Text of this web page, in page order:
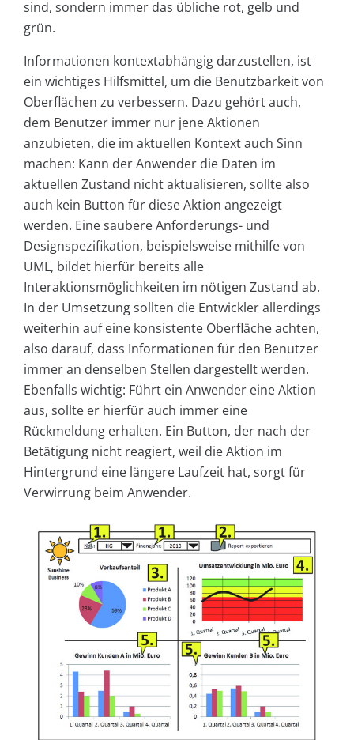
sind, sondern immer das übliche rot, gelb und
grün.
Informationen kontextabhängig darzustellen, ist
ein wichtiges Hilfsmittel, um die Benutzbarkeit von
Oberflächen zu verbessern. Dazu gehört auch,
dem Benutzer immer nur jene Aktionen
anzubieten, die im aktuellen Kontext auch Sinn
machen: Kann der Anwender die Daten im
aktuellen Zustand nicht aktualisieren, sollte also
auch kein Button für diese Aktion angezeigt
werden. Eine saubere Anforderungs- und
Designspezifikation, beispielsweise mithilfe von
UML, bildet hierfür bereits alle
Interaktionsmöglichkeiten im nötigen Zustand ab.
In der Umsetzung sollten die Entwickler allerdings
weiterhin auf eine konsistente Oberfläche achten,
also darauf, dass Informationen für den Benutzer
immer an denselben Stellen dargestellt werden.
Ebenfalls wichtig: Führt ein Anwender eine Aktion
aus, sollte er hierfür auch immer eine
Rückmeldung erhalten. Ein Button, der nach der
Betätigung nicht reagiert, weil die Aktion im
Hintergrund eine längere Laufzeit hat, sorgt für
Verwirrung beim Anwender.